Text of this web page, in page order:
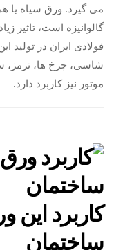
گالوانیزه است، تاثیر
فولادی ایران در تولید
شاسی، چرخ ها، ترمز،
موتور نیز کاربرد دارد.
کاربرد
ساختمان